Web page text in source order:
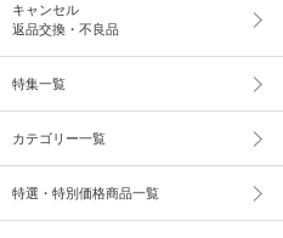
キャンセル
返品交換・不良品
特集一覧
カテゴリー一覧
特選・特別価格商品一覧